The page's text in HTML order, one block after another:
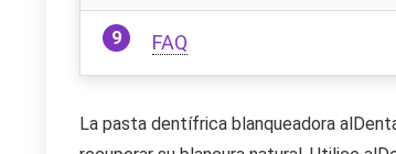
FAQ
La pasta dentífrica blanqueadora